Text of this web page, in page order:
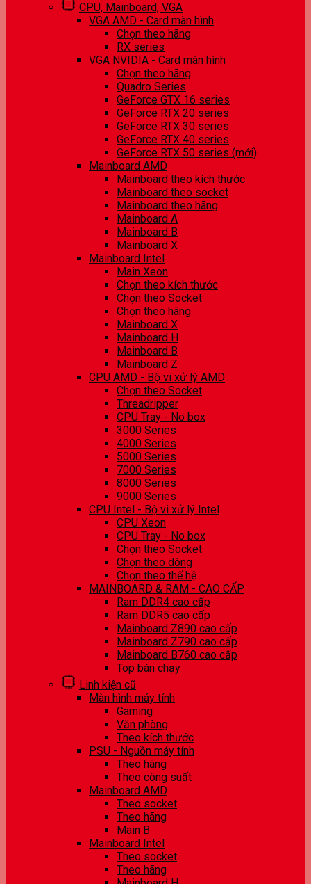
CPU, Mainboard, VGA
VGA AMD - Card màn hình
Chọn theo hãng
RX series
VGA NVIDIA - Card màn hình
Chọn theo hãng
Quadro Series
GeForce GTX 16 series
GeForce RTX 20 series
GeForce RTX 30 series
GeForce RTX 40 series
GeForce RTX 50 series (mới)
Mainboard AMD
Mainboard theo kích thước
Mainboard theo socket
Mainboard theo hãng
Mainboard A
Mainboard B
Mainboard X
Mainboard Intel
Main Xeon
Chọn theo kích thước
Chọn theo Socket
Chọn theo hãng
Mainboard X
Mainboard H
Mainboard B
Mainboard Z
CPU AMD - Bộ vi xử lý AMD
Chọn theo Socket
Threadripper
CPU Tray - No box
3000 Series
4000 Series
5000 Series
7000 Series
8000 Series
9000 Series
CPU Intel - Bộ vi xử lý Intel
CPU Xeon
CPU Tray - No box
Chọn theo Socket
Chọn theo dòng
Chọn theo thế hệ
MAINBOARD & RAM - CAO CẤP
Ram DDR4 cao cấp
Ram DDR5 cao cấp
Mainboard Z890 cao cấp
Mainboard Z790 cao cấp
Mainboard B760 cao cấp
Top bán chạy
Linh kiện cũ
Màn hình máy tính
Gaming
Văn phòng
Theo kích thước
PSU - Nguồn máy tính
Theo hãng
Theo công suất
Mainboard AMD
Theo socket
Theo hãng
Main B
Mainboard Intel
Theo socket
Theo hãng